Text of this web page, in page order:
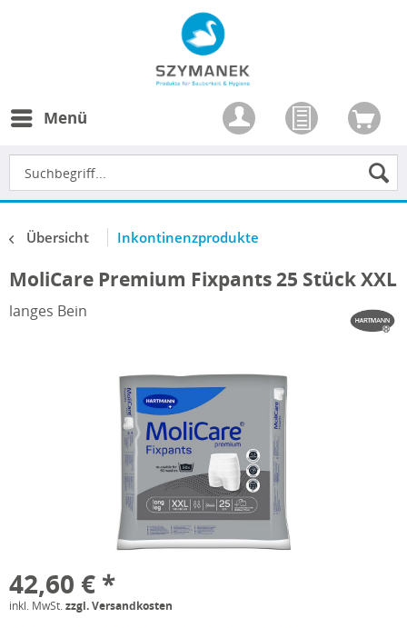
Menü
Übersicht Inkontinenzprodukte
MoliCare Premium Fixpants 25 Stück XXL
langes Bein
42,60 € *
inkl. MwSt.zzgl. Versandkosten